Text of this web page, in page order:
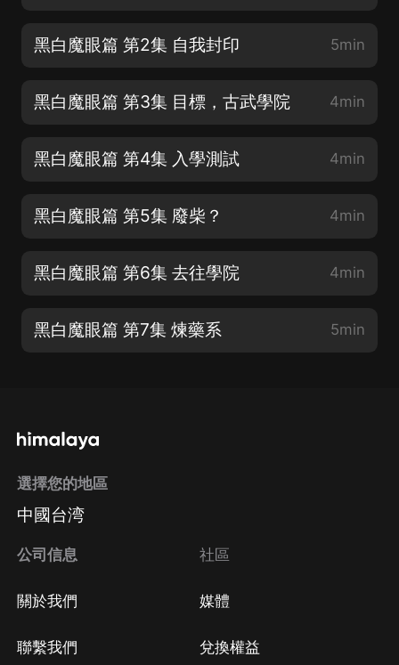
黑白魔眼篇 第2集 自我封印 5min
黑白魔眼篇 第3集 目標，古武學院 4min
黑白魔眼篇 第4集 入學測試 4min
黑白魔眼篇 第5集 廢柴？ 4min
黑白魔眼篇 第6集 去往學院 4min
黑白魔眼篇 第7集 煉藥系 5min
選擇您的地區
中國台湾
公司信息
關於我們
聯繫我們
社區
媒體
兌換權益